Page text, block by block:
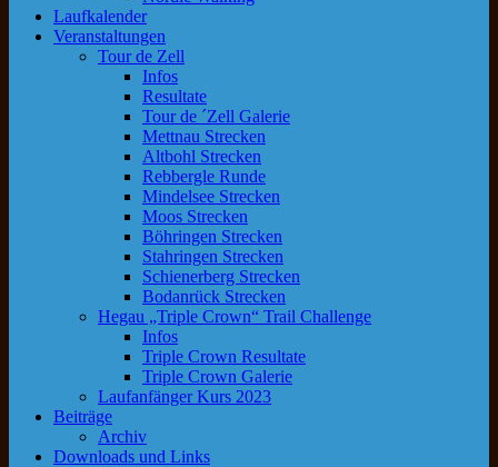
Laufkalender
Veranstaltungen
Tour de Zell
Infos
Resultate
Tour de ´Zell Galerie
Mettnau Strecken
Altbohl Strecken
Rebbergle Runde
Mindelsee Strecken
Moos Strecken
Böhringen Strecken
Stahringen Strecken
Schienerberg Strecken
Bodanrück Strecken
Hegau „Triple Crown“ Trail Challenge
Infos
Triple Crown Resultate
Triple Crown Galerie
Laufanfänger Kurs 2023
Beiträge
Archiv
Downloads und Links